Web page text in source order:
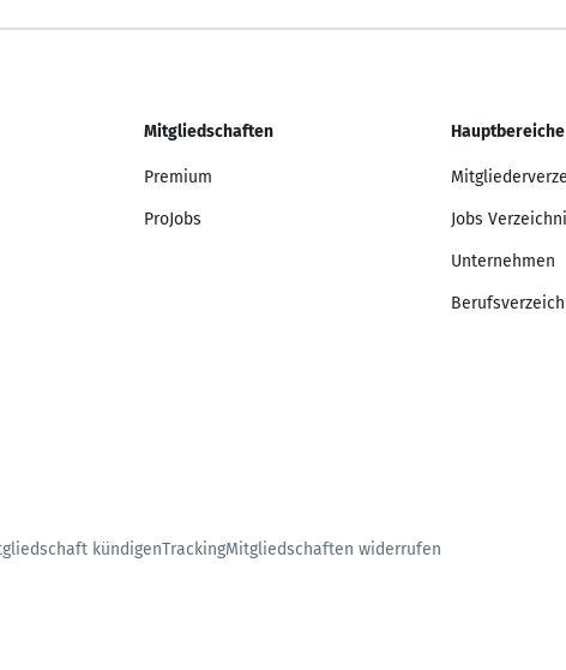
Mitgliedschaften
Premium
ProJobs
Hauptbereiche
Jobs
Unternehmen
kündigenTrackingMitgliedschaften widerrufen